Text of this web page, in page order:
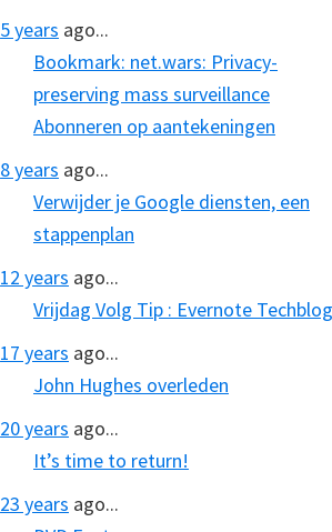
5 years ago...
Bookmark: net.wars: Privacy-
preserving mass surveillance
Abonneren op aantekeningen
8 years ago...
Verwijder je Google diensten, een
stappenplan
12 years ago...
Vrijdag Volg Tip : Evernote Techblog
17 years ago...
John Hughes overleden
20 years ago...
It’s time to return!
23 years ago...